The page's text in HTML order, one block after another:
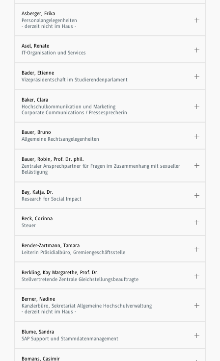
Asberger, Erika
Personalangelegenheiten
- derzeit nicht im Haus -
Asel, Renate
IT-Organisation und Services
Bader, Etienne
Vizepräsidentschaft im Studierendenparlament
Baker, Clara
Hochschulkommunikation und Marketing
Corporate Communications / Pressesprecherin
Bauer, Bruno
Allgemeine Rechtsangelegenheiten
Bauer, Robin, Prof. Dr. phil.
Zentraler Ansprechpartner für Fragen im Zusammenhang mit sexueller
Belästigung
Bay, Katja, Dr.
Research for Social Impact
Beck, Corinna
Steuer
Bender-Zartmann, Tamara
Leiterin Präsidialbüro, Gremiengeschäftsstelle
Berkling, Kay Margarethe, Prof. Dr.
Stellvertretende Zentrale Gleichstellungsbeauftragte
Berner, Nadine
Kanzlerbüro, Sekretariat Allgemeine Hochschulverwaltung
- derzeit nicht im Haus -
Blume, Sandra
SAP Support und Stammdatenmanagement
Bomans, Casimir